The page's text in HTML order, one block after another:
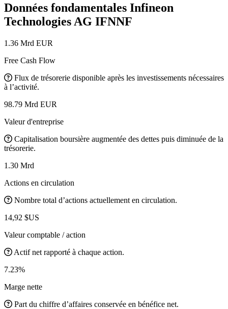
Données fondamentales Infineon
Technologies AG IFNNF
1.36 Mrd EUR
Free Cash Flow
Flux de trésorerie disponible après les investissements nécessaires
à l’activité.
98.79 Mrd EUR
Valeur d'entreprise
Capitalisation boursière augmentée des dettes puis diminuée de la
trésorerie.
1.30 Mrd
Actions en circulation
Nombre total d’actions actuellement en circulation.
14,92 $US
Valeur comptable / action
Actif net rapporté à chaque action.
7.23%
Marge nette
Part du chiffre d’affaires conservée en bénéfice net.